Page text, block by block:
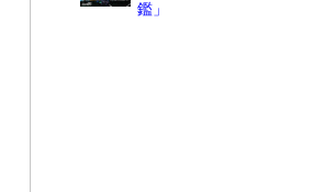
鑑」